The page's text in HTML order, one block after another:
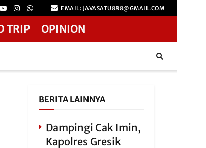
EMAIL: JAVASATU888@GMAIL.COM
TRIP OPINION
BERITA LAINNYA
Dampingi Cak Imin,
Kapolres Gresik